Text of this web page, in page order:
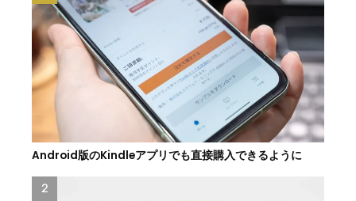
Android版のKindleアプリでも直接購入できるように